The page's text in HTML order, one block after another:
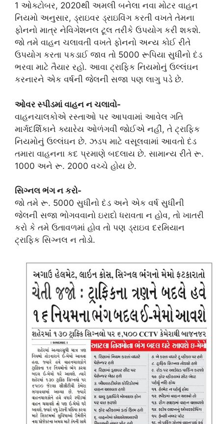
1 ઓક્ટોબર, 2020થી અમલી બનેલા નવા મોટર વાહન
નિયમો અનુસાર, ડ્રાઇવર ડ્રાઇવિંગ કરતી વખતે તેમના
ફોનનો માત્ર નેવિગેશનલ ટૂલ તરીકે ઉપયોગ કરી શકશે.
જો તમે વાહન ચલાવતી વખતે ફોનનો અન્ય કોઈ રીતે
ઉપયોગ કરતા પકડાઈ જાવ તો 5000 રૂપિયા સુધીનો દંડ
ભરવા માટે તૈયાર રહો. આવા ટ્રાફિક નિયમોનું ઉલ્લંઘન
કરનારને એક વર્ષની જેલની સજા પણ લાગુ પડે છે.
ઓવર સ્પીડમાં વાહન ન ચલાવો-
વાહનચાલકોએ રસ્તાઓ પર આપવામાં આવેલ ગતિ
માર્ગદર્શિકાને ક્યારેય ઓળંગવી જોઈએ નહીં, તે ટ્રાફિક
નિયમોનું ઉલ્લંઘન છે. ઝડપ માટે વસૂલવામાં આવતો દંડ
તમારા વાહનના કદ પ્રમાણે બદલાય છે. સામાન્ય રીતે રૂ.
1000 અને રૂ. 2000 વચ્ચે હોય છે.
સિગ્નલ ભંગ ન કરો-
જો તમે રૂ. 5000 સુધીનો દંડ અને એક વર્ષ સુધીની
જેલની સજા ભોગવવાનો ઇરાદો ધરાવતા ન હોવ, તો ખાતરી
કરો કે તમે ઉતાવળમાં હોવ તો પણ ડ્રાઇવ દરમિયાન
ટ્રાફિક સિગ્નલ ન તોડો.